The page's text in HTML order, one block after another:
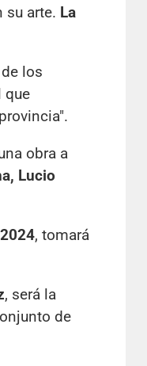
su arte. La
los
que
obra a
Lucio
, tomará
, será la
de